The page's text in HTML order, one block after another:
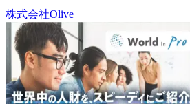
株式会社Olive